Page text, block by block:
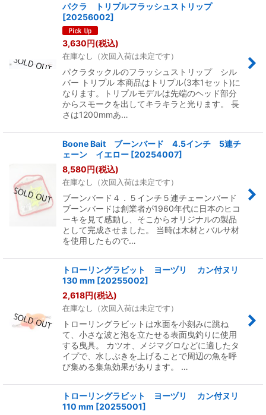
パクラ トリプルフラッシュストリップ
[20256002]
3,630円(税込)
在庫なし（次回入荷は未定です）
パクラタックルのフラッシュストリップ シル
バー トリプル 本商品はトリプル(3本1セット)に
なります。トリプルモデルは先端のヘッド部分
からスモークを出してキラキラと光ります。 長
さは1200mmあ…
Boone Bait ブーンバード 4.5インチ 5連チ
ェーン イエロー [20254007]
8,580円(税込)
在庫なし（次回入荷は未定です）
ブーンバード４．５インチ５連チェーンバード
ブーンバードは創業者が1960年代に日本のヒコ
ーキを見て感動し、そこからオリジナルの製品
として完成させました。 当時は木材とバルサ材
を使用したもので…
トローリングラビット ヨーヅリ カン付ヌリ
130 mm [20255002]
2,618円(税込)
在庫なし（次回入荷は未定です）
トローリングラビットは水面を小刻みに跳ね
て、小さな波と泡を立たせる表面曳釣りに使用
する曳具。 カツオ、メジマグロなどに適したタ
イプで、水しぶきを上げることで周辺の魚を呼
び集める集魚効果があります。 …
トローリングラビット ヨーヅリ カン付ヌリ
110 mm [20255001]